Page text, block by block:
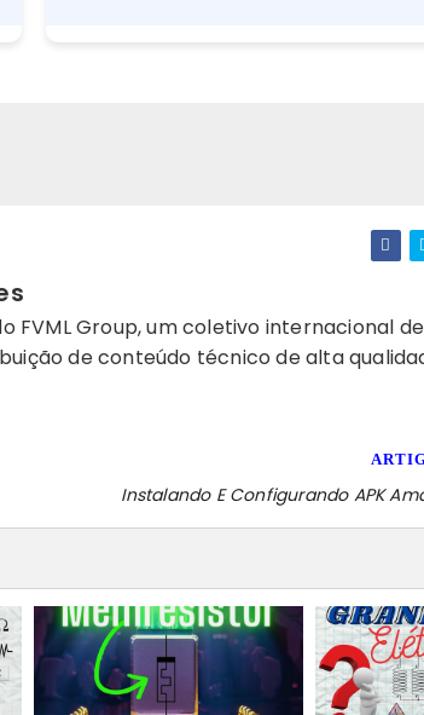
FVML Group, um coletivo internacional
de conteúdo técnico de alta
Instalando E Configurando APK